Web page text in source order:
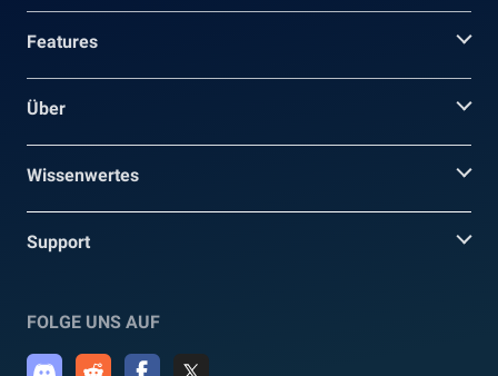
Features
Über
Wissenwertes
Support
FOLGE UNS AUF